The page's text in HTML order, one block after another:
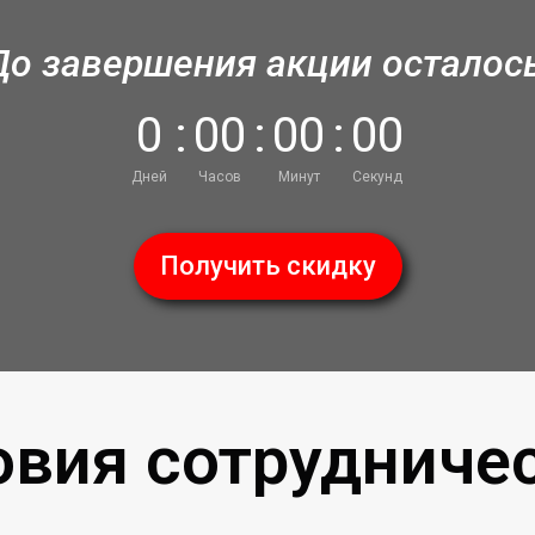
завершения акции
0
Дней
: 00
Часов
: 00
Минут
: 00
Секунд
Получить скидку